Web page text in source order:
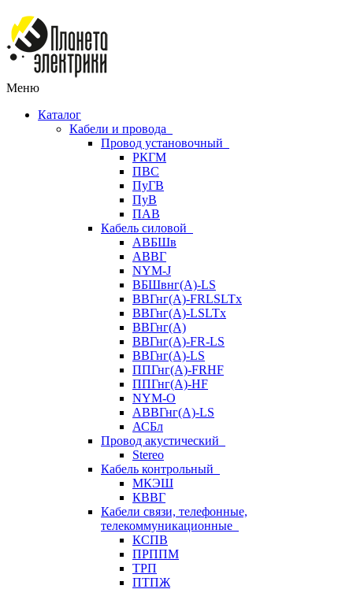
Меню
Каталог
Кабели и провода
Провод установочный
РКГМ
ПВС
ПуГВ
ПуВ
ПАВ
Кабель силовой
АВБШв
АВВГ
NYM-J
ВБШвнг(А)-LS
ВВГнг(A)-FRLSLTx
ВВГнг(A)-LSLTx
ВВГнг(А)
ВВГнг(А)-FR-LS
ВВГнг(А)-LS
ППГнг(А)-FRHF
ППГнг(А)-HF
NYM-O
АВВГнг(А)-LS
АСБл
Провод акустический
Stereo
Кабель контрольный
МКЭШ
КВВГ
Кабели связи, телефонные,
телекоммуникационные
КСПВ
ПРППМ
ТРП
ПТПЖ